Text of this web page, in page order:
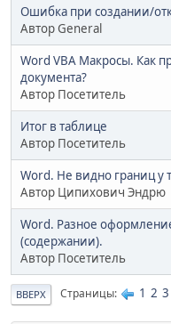
Ошибка при создании/
Автор General
Word VBA Макросы. Как
документа?
Автор Посетитель
Итог в таблице
Автор Посетитель
Word. Не видно границ у
Автор Ципихович Эндрю
Word. Разное
(содержании).
Автор Посетитель
ВВЕРХ Страницы 1 2 3